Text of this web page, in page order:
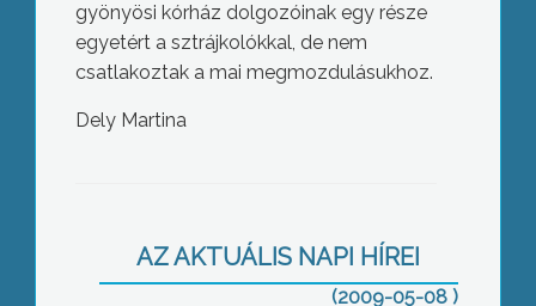
gyönyösi kórház dolgozóinak egy része
egyetért a sztrájkolókkal, de nem
csatlakoztak a mai megmozdulásukhoz.
Dely Martina
AZ AKTUÁLIS NAPI HÍREI
(2009-05-08 )